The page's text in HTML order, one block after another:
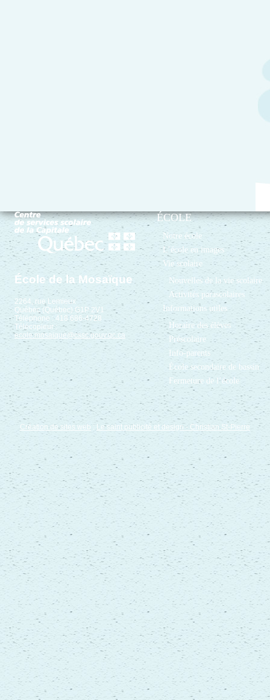
École de la Mosaïque
2264, rue Lemieux
Québec (Québec) G1P 2V1
Téléphone : 418 686-4728
Télécopieur :
ecole.mosaique@cssc.gouv.qc.ca
ÉCOLE
Notre école
L’école en images
Vie scolaire
Nouvelles de la vie scolaire
Activités parascolaires
Informations utiles
Horaire des élèves
Préscolaire
Info-parents
École secondaire de bassin
Fermeture de l’école
Création de sites web : Le saint publicité et design - Christian St-Pierre